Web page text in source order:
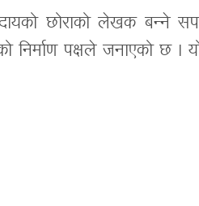
छोराको लेखक बन्ने
निर्माण पक्षले जनाएको छ